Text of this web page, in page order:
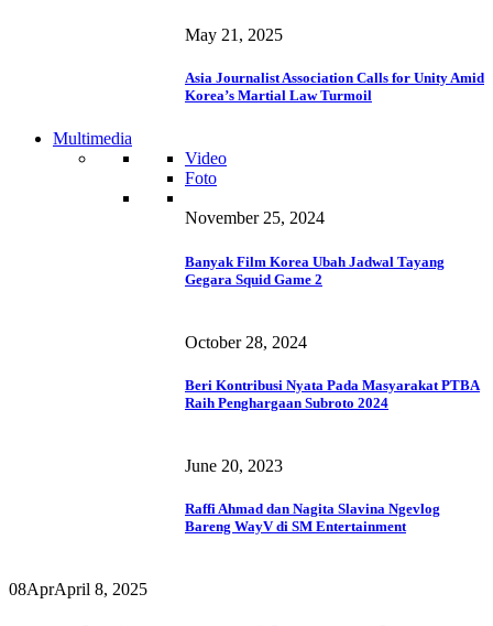
May 21, 2025
Asia Journalist Association Calls for Unity Amid
Korea’s Martial Law Turmoil
Multimedia
Video
Foto
November 25, 2024
Banyak Film Korea Ubah Jadwal Tayang
Gegara Squid Game 2
October 28, 2024
Beri Kontribusi Nyata Pada Masyarakat PTBA
Raih Penghargaan Subroto 2024
June 20, 2023
Raffi Ahmad dan Nagita Slavina Ngevlog
Bareng WayV di SM Entertainment
08AprApril 8, 2025